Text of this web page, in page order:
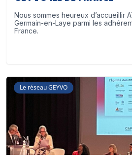
Nous sommes heureux d’accueillir
Germain-en-Laye parmi les
France.
Le réseau GEYVO